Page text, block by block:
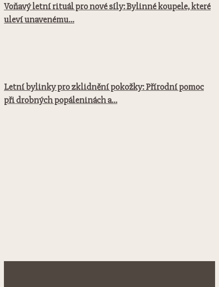
Voňavý letní rituál pro nové síly: Bylinné koupele, které
uleví unavenému...
Letní bylinky pro zklidnění pokožky: Přírodní pomoc
při drobných popáleninách a...